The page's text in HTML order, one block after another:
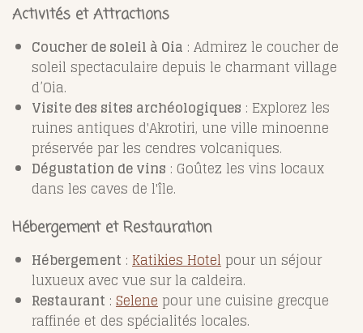
Activités et Attractions
Coucher de soleil à Oia : Admirez le coucher de
soleil spectaculaire depuis le charmant village
d’Oia.
Visite des sites archéologiques : Explorez les
ruines antiques d'Akrotiri, une ville minoenne
préservée par les cendres volcaniques.
Dégustation de vins : Goûtez les vins locaux
dans les caves de l'île.
Hébergement et Restauration
Hébergement : Katikies Hotel pour un séjour
luxueux avec vue sur la caldeira.
Restaurant : Selene pour une cuisine grecque
raffinée et des spécialités locales.